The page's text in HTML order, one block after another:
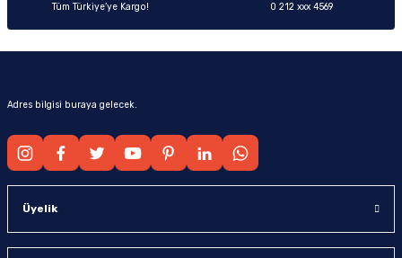
Tüm Türkiye’ye Kargo! 0 212 xxx 4569
Adres bilgisi buraya gelecek.
Üyelik